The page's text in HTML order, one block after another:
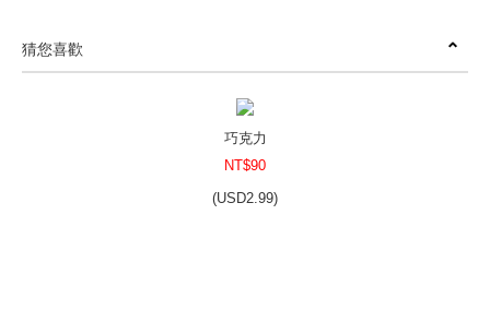
猜您喜歡
巧克力
NT$90
(USD2.99)